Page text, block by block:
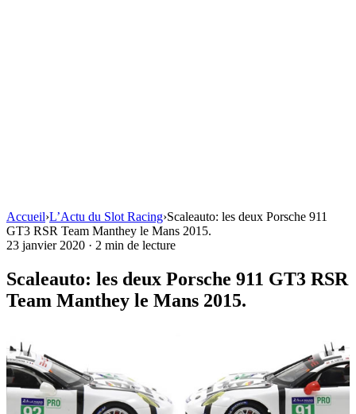
Accueil›L’Actu du Slot Racing›Scaleauto: les deux Porsche 911
GT3 RSR Team Manthey le Mans 2015.
23 janvier 2020 · 2 min de lecture
Scaleauto: les deux Porsche 911 GT3 RSR
Team Manthey le Mans 2015.